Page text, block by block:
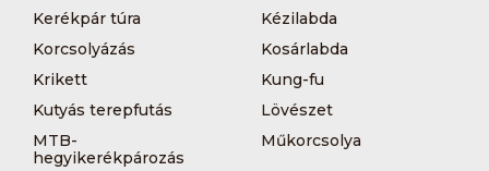
Kerékpár túra
Kézilabda
Korcsolyázás
Kosárlabda
Krikett
Kung-fu
Kutyás terepfutás
Lövészet
MTB-
hegyikerékpározás
Műkorcsolya